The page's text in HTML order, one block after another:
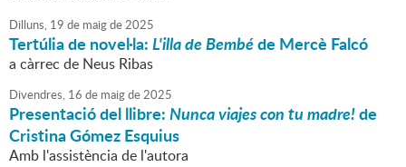
Dilluns, 19 de maigde2025
Tertúlia de novel·la:L'illa de Bembéde Mercè Falcó
a càrrec de Neus Ribas
Divendres, 16 de maigde2025
Presentació del llibre:Nunca viajes con tu madre!de
Cristina Gómez Esquius
Amb l'assistència de l'autora